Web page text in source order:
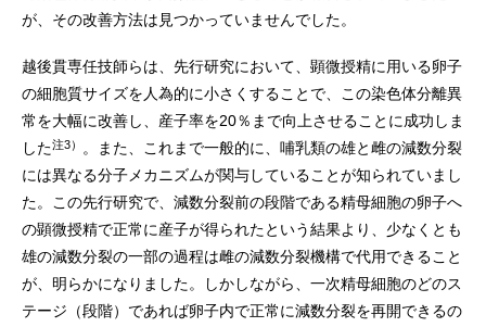
が、その改善方法は見つかっていませんでした。
越後貫専任技師らは、先行研究において、顕微授精に用いる卵子
の細胞質サイズを人為的に小さくすることで、この染色体分離異
常を大幅に改善し、産子率を20％まで向上させることに成功しま
した注3）
。また、これまで一般的に、哺乳類の雄と雌の減数分裂
には異なる分子メカニズムが関与していることが知られていまし
た。この先行研究で、減数分裂前の段階である精母細胞の卵子へ
の顕微授精で正常に産子が得られたという結果より、少なくとも
雄の減数分裂の一部の過程は雌の減数分裂機構で代用できること
が、明らかになりました。しかしながら、一次精母細胞のどのス
テージ（段階）であれば卵子内で正常に減数分裂を再開できるの